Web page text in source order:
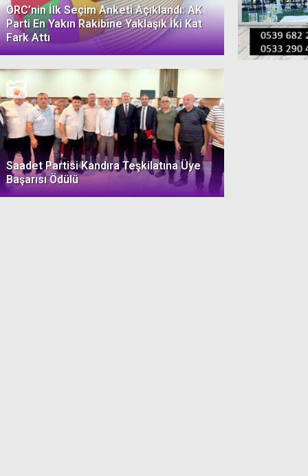
ORC’nin İlk Seçim Anketi Açıklandı: AK
Parti En Yakın Rakibine Yaklaşık İki Kat
Fark Attı
Saadet Partisi Kandıra Teşkilatına Üye
Başarısı Ödülü